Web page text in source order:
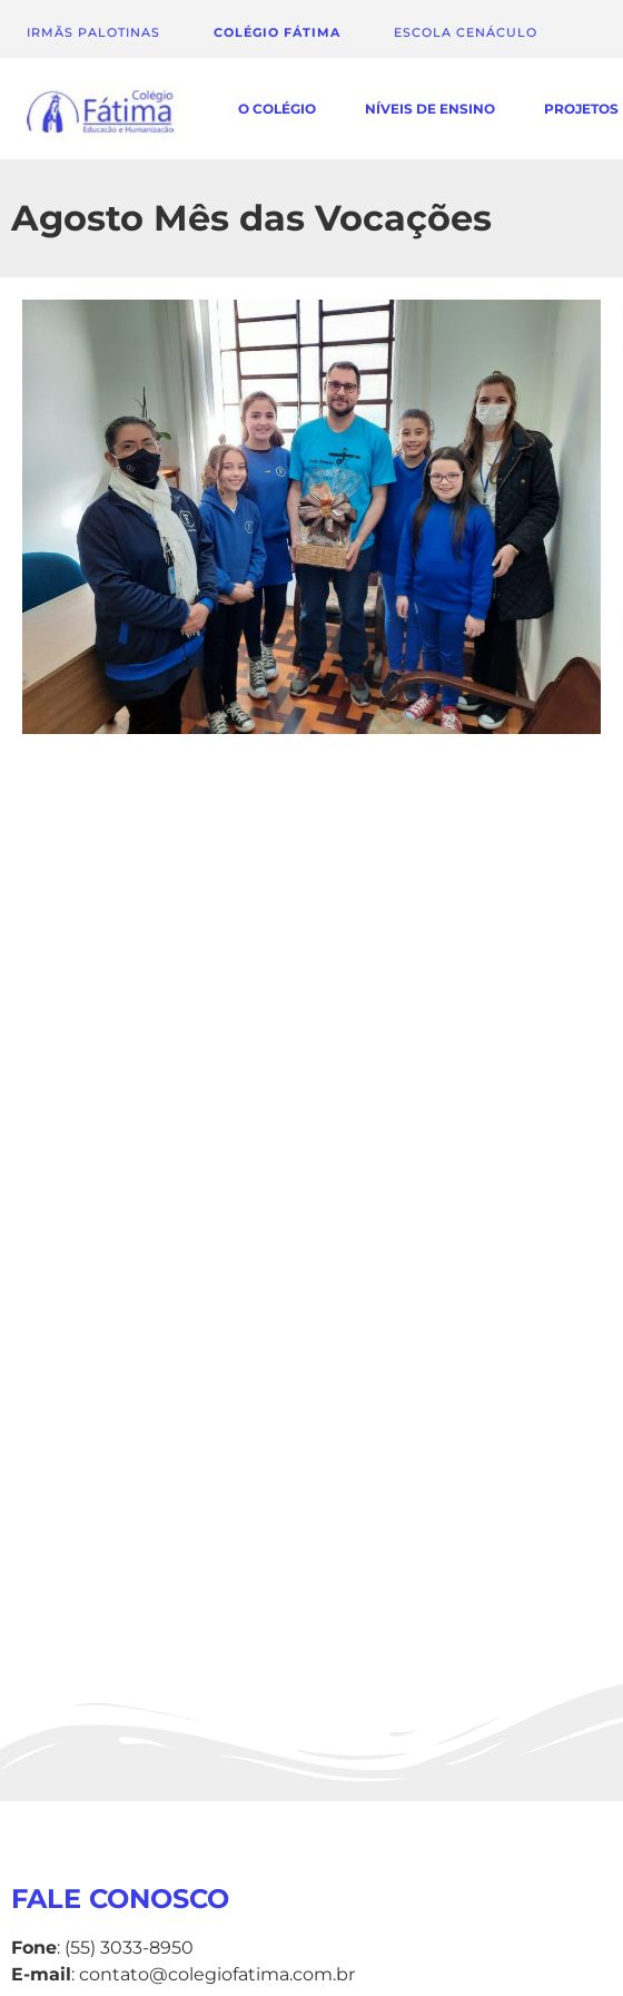
IRMÃS PALOTINAS COLÉGIO FÁTIMA ESCOLA CENÁCULO
O COLÉGIO NÍVEIS DE ENSINO PROJETOS
Agosto Mês das Vocações
FALE CONOSCO
Fone: (55) 3033-8950
E-mail: contato@colegiofatima.com.br